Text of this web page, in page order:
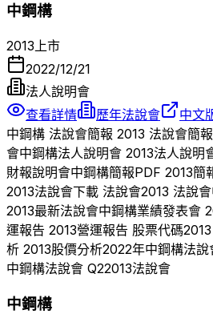
中鋼構
2013 上市
2022/12/21
法人說明會
查看詳情
歷年法說會 中文
中鋼構 法說會簡報 2013 法說會簡報
會中鋼構法人說明會 2013法人說明
財報說明會中鋼構簡報PDF 2013簡
2013法說會下載 法說會2013 法說會
2013最新法說會中鋼構業績發表會
運報告 2013營運報告 股票代碼2013
析 2013股價分析2022年中鋼構法說
中鋼構法說會 Q22013法說會
中鋼構